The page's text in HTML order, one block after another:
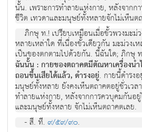
นั้น. เพราะการทำลายแห่งกาย, หลังจาก
ชีวิต เทวดาและมนุษย์ทั้งหลายจักไม่เห็นต
ภิกษุ ท.! เปรียบเหมือนเมื่อขั้วพวงมะม่
หลายเหล่าใด ที่เนื่องขั้วเดียวกัน มะม่วง
เป็นของตกตามไปด้วยกัน. นี้ฉันใด; ภิกษุ
ฉันนั้น : กายของตถาคตมีตัณหาเครื่องน
ถอนขึ้นเสียได้แล้ว, ดำรงอยู่. กายนี้ดำรง
มนุษย์ทั้งหลาย ยังคงเห็นตถาคตอยู่ชั่วเวล
ทำลายแห่งกาย, หลังจากการควบุคมกันอ
และมนุษย์ทั้งหลาย จักไม่เห็นตถาคตเลย.
- สี. ที.๙/๕๙/๙๐.